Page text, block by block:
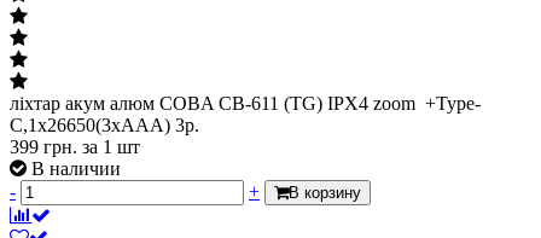
ліхтар акум алюм COBA CB-611 (TG) IPX4 zoom +Type-
C,1х26650(3xAAA) 3р.
399 грн. за 1 шт
В наличии
-
+ В корзину